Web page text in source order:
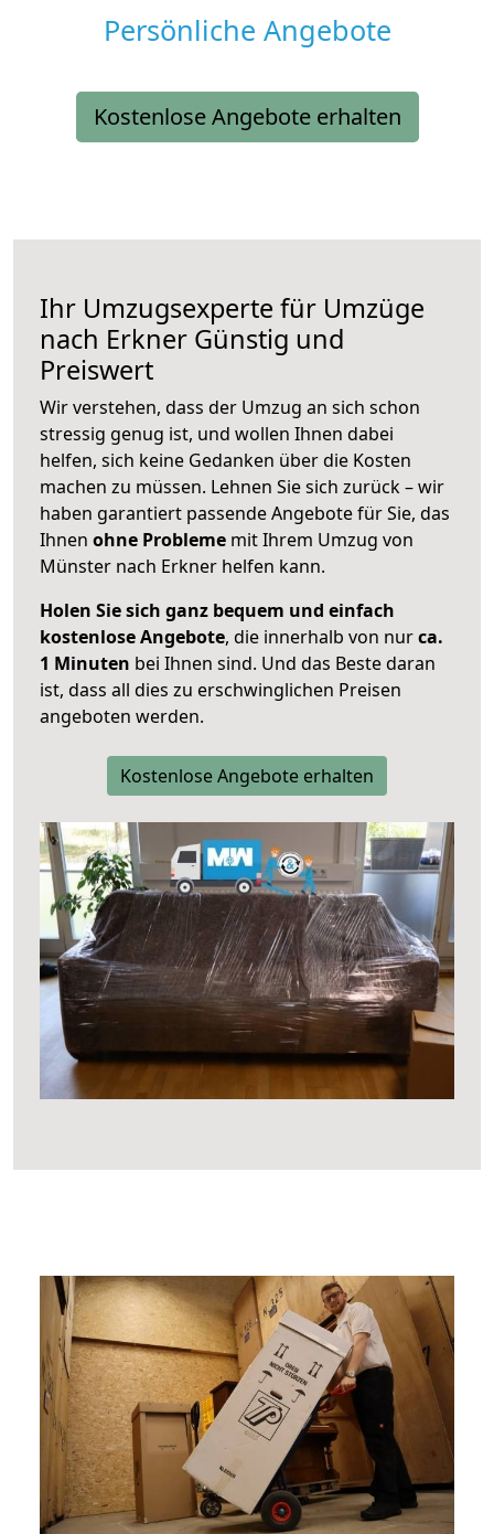
Persönliche Angebote
Kostenlose Angebote erhalten
Ihr Umzugsexperte für Umzüge
nach Erkner Günstig und
Preiswert
Wir verstehen, dass der Umzug an sich schon
stressig genug ist, und wollen Ihnen dabei
helfen, sich keine Gedanken über die Kosten
machen zu müssen. Lehnen Sie sich zurück – wir
haben garantiert passende Angebote für Sie, das
Ihnen ohne Probleme mit Ihrem Umzug von
Münster nach Erkner helfen kann.
Holen Sie sich ganz bequem und einfach
kostenlose Angebote, die innerhalb von nurca.
1 Minuten bei Ihnen sind. Und das Beste daran
ist, dass all dies zu erschwinglichen Preisen
angeboten werden.
Kostenlose Angebote erhalten